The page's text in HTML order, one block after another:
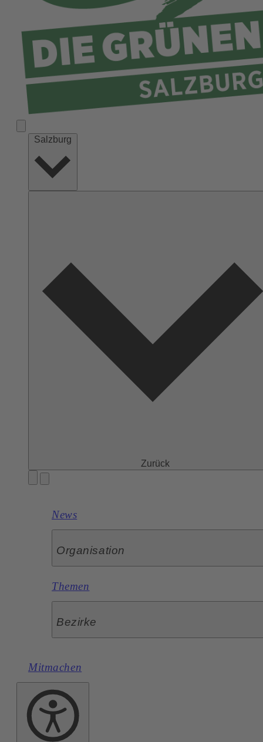
Salzburg
Zurück
News
Organisation
Themen
Bezirke
Mitmachen